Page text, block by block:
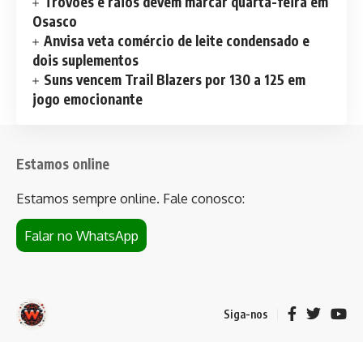
Osasco
Anvisa veta comércio de leite condensado e
dois suplementos
Suns vencem Trail Blazers por 130 a 125 em
jogo emocionante
Estamos online
Estamos sempre online. Fale conosco:
Falar no WhatsApp
Siga-nos